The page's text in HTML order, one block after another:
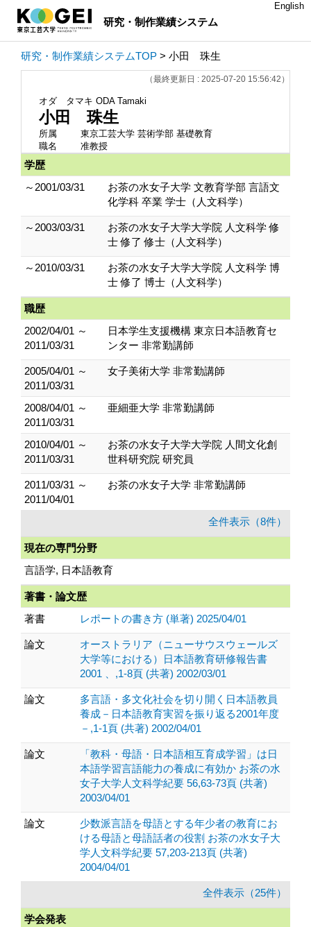
研究・制作業績システム
English
研究・制作業績システムTOP > 小田 珠生
（最終更新日 : 2025-07-20 15:56:42）
オダ タマキ ODA Tamaki
小田 珠生
所属
東京工芸大学 芸術学部 基礎教育
職名
准教授
学歴
～2001/03/31
お茶の水女子大学 文教育学部 言語文
化学科 卒業 学士（人文科学）
～2003/03/31
お茶の水女子大学大学院 人文科学 修
士 修了 修士（人文科学）
～2010/03/31
お茶の水女子大学大学院 人文科学 博
士 修了 博士（人文科学）
職歴
2002/04/01 ～
2011/03/31
日本学生支援機構 東京日本語教育セ
ンター 非常勤講師
2005/04/01 ～
2011/03/31
女子美術大学 非常勤講師
2008/04/01 ～
2011/03/31
亜細亜大学 非常勤講師
2010/04/01 ～
2011/03/31
お茶の水女子大学大学院 人間文化創
世科研究院 研究員
2011/03/31 ～
2011/04/01
お茶の水女子大学 非常勤講師
全件表示（8件）
現在の専門分野
言語学, 日本語教育
著書・論文歴
著書
レポートの書き方 (単著) 2025/04/01
論文
オーストラリア（ニューサウスウェールズ
大学等における）日本語教育研修報告書
2001 、,1-8頁 (共著) 2002/03/01
論文
多言語・多文化社会を切り開く日本語教員
養成－日本語教育実習を振り返る2001年度
－,1-1頁 (共著) 2002/04/01
論文
「教科・母語・日本語相互育成学習」は日
本語学習言語能力の養成に有効か お茶の水
女子大学人文科学紀要 56,63-73頁 (共著)
2003/04/01
論文
少数派言語を母語とする年少者の教育にお
ける母語と母語話者の役割 お茶の水女子大
学人文科学紀要 57,203-213頁 (共著)
2004/04/01
全件表示（25件）
学会発表